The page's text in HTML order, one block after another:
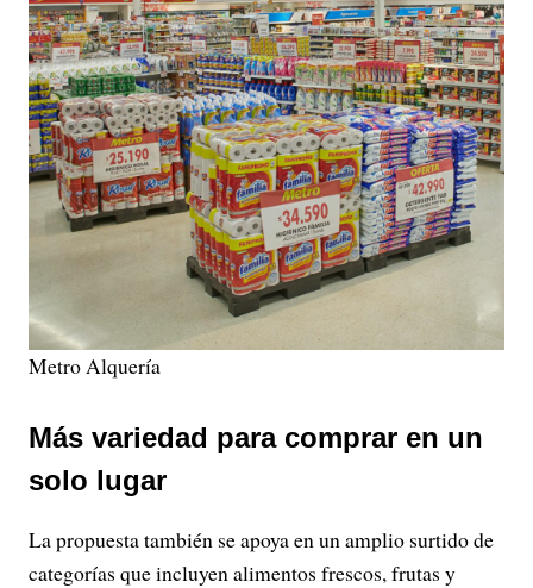
Metro Alquería
Más variedad para comprar en un
solo lugar
La propuesta también se apoya en un amplio surtido de
categorías que incluyen alimentos frescos, frutas y